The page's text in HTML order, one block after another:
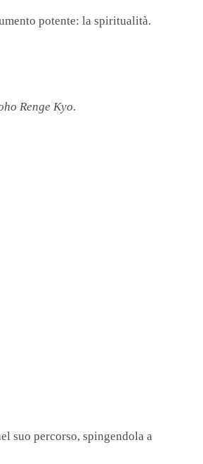
potente: la spiritualità.
Renge Kyo.
suo percorso, spingendola a